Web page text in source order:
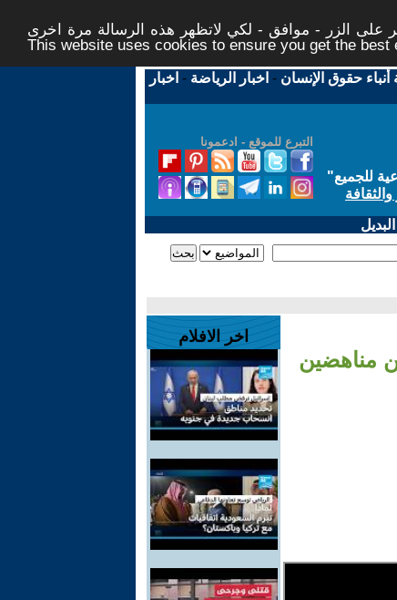
على الزر - موافق - لكي لاتظهر هذه الرسالة مرة اخرى -
This website uses cookies to ensure you get the best
أنباء حقوق الإنسان - اخبار الرياضة - اخبار
التبرع للموقع - ادعمونا
للجميع"
مناهضين
اخر الافلام